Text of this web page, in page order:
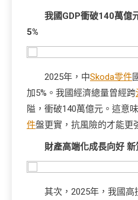
我國GDP衝破140萬億
5%
2025年，中Skoda零件
加5%。我國經濟總量曾經跨
隘，衝破140萬億元。這意
件盤更實，抗風險的才能更
財產高端化成長向好
其次，2025年，我國